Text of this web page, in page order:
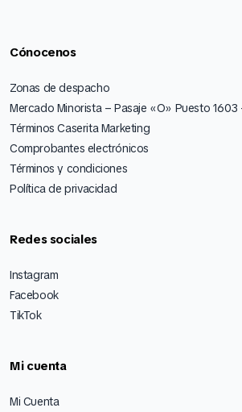
Cónocenos
Zonas de despacho
Mercado Minorista – Pasaje «O» Puesto 1603
Términos Caserita Marketing
Comprobantes electrónicos
Términos y condiciones
Política de privacidad
Redes sociales
Instagram
Facebook
TikTok
Mi cuenta
Mi Cuenta